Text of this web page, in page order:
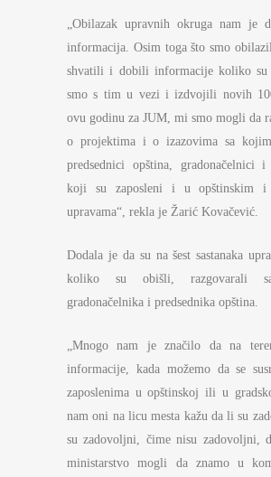
„Obilazak upravnih okruga nam je
informacija. Osim toga što smo
shvatili i dobili informacije koliko su
smo s tim u vezi i izdvojili novih
ovu godinu za JUM, mi smo mogli da
o projektima i o izazovima sa
predsednici opština, gradonačelnici
koji su zaposleni i u opštinskim i
upravama“, rekla je Žarić Kovačević.
Dodala je da su na šest sastanaka
koliko su obišli, razgovarali
gradonačelnika i predsednika opština.
„Mnogo nam je značilo da na
informacije, kada možemo da se
zaposlenima u opštinskoj ili u
nam oni na licu mesta kažu da li su
su zadovoljni, čime nisu zadovoljni,
ministarstvo mogli da znamo u